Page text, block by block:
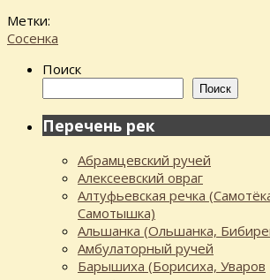
Метки:
Сосенка
Поиск
Поиск
Перечень рек
Абрамцевский ручей
Алексеевский овраг
Алтуфьевская речка
Самотышка)
Альшанка (Ольшанка,
Амбулаторный ручей
Барышиха (Борисиха, Уваров